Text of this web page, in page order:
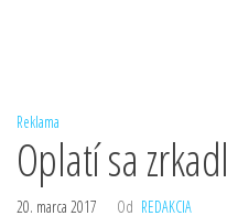
Reklama
Oplatí sa
20. marca 2017 Od REDAKCIA